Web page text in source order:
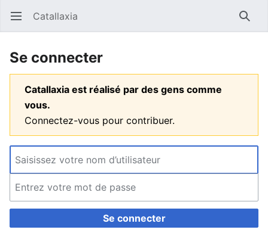
Ouvrir le menu principal Catallaxia
Se connecter
Catallaxia est réalisé par des gens comme
vous.
Connectez-vous pour contribuer.
Se connecter